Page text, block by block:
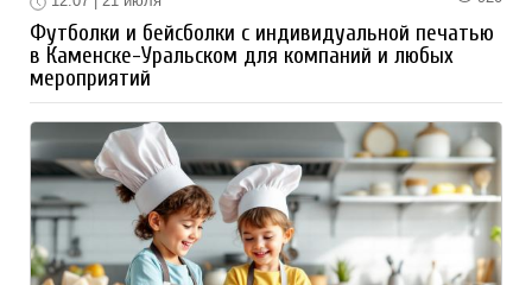
Футболки и бейсболки с индивидуальной печатью
в Каменске-Уральском для компаний и любых
мероприятий